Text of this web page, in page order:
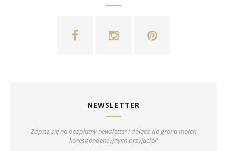
NEWSLETTER
Zapisz się na bezpłatny newsletter i dołącz do grona moich
korespondencyjnych przyjaciół!